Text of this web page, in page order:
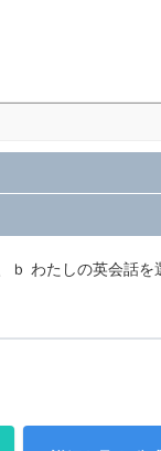
ｂ わたしの英会話を